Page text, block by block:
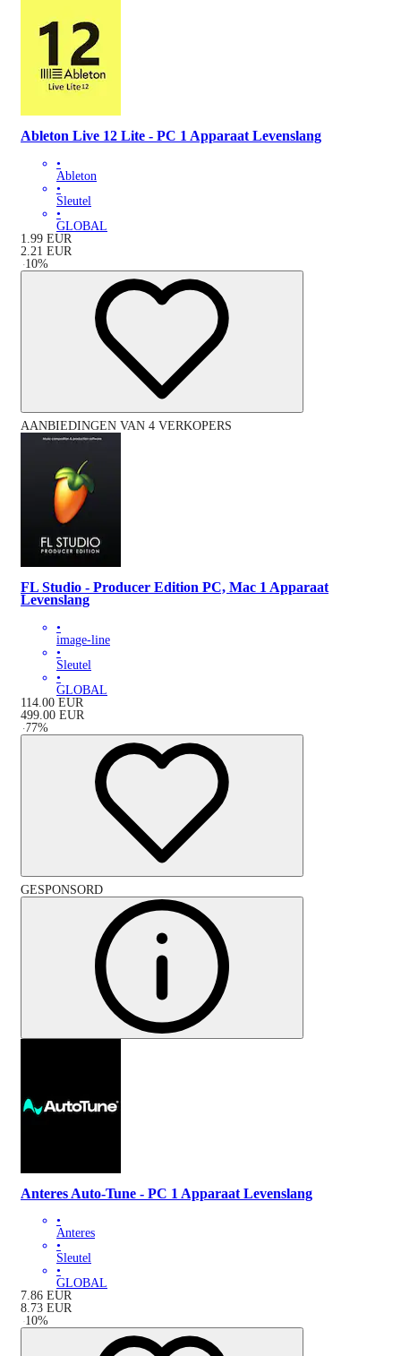
Ableton Live 12 Lite - PC 1 Apparaat Levenslang
•
Ableton
•
Sleutel
•
GLOBAL
1.99 EUR
2.21 EUR
-10%
AANBIEDINGEN VAN 4 VERKOPERS
FL Studio - Producer Edition PC, Mac 1 Apparaat
Levenslang
•
image-line
•
Sleutel
•
GLOBAL
114.00 EUR
499.00 EUR
-77%
GESPONSORD
Anteres Auto-Tune - PC 1 Apparaat Levenslang
•
Anteres
•
Sleutel
•
GLOBAL
7.86 EUR
8.73 EUR
-10%